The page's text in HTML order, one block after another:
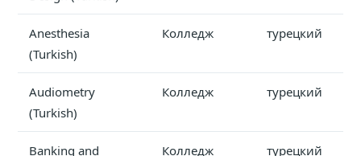
Anesthesia
(Turkish)
Колледж турецкий
Audiometry
(Turkish)
Колледж турецкий
Banking and
Колледж турецкий